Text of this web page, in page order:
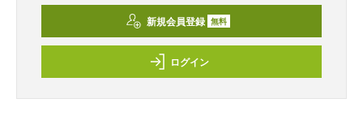
新規会員登録 無料
ログイン